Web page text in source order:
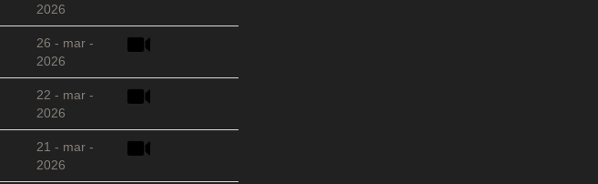
2026
26 - mar -
2026
22 - mar -
2026
21 - mar -
2026